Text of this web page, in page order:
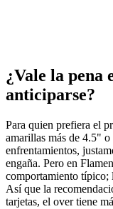
¿Vale la pena
anticiparse?
Para quien prefiera el
amarillas más de 4.5" o
enfrentamientos,
engaña. Pero en
comportamiento típico;
Así que la
tarjetas, el over tiene